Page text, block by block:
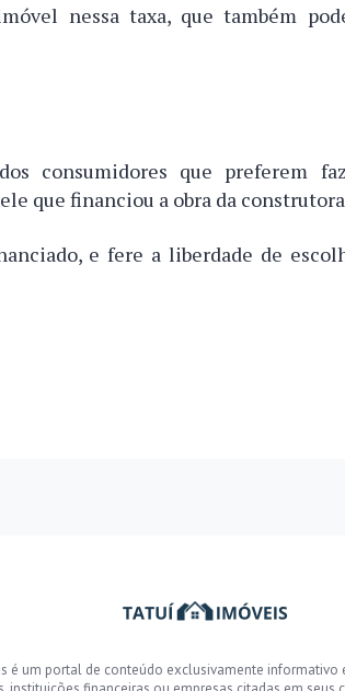
nessa taxa, que também
consumidores que preferem
que financiou a obra da
e fere a liberdade de
é um portal de conteúdo exclusivamente informativo